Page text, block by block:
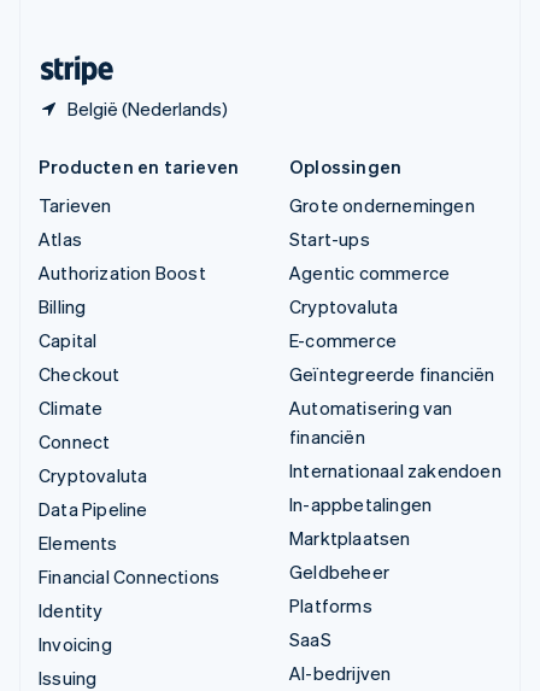
België (Nederlands)
Producten en tarieven
Tarieven
Atlas
Authorization Boost
Billing
Capital
Checkout
Climate
Connect
Cryptovaluta
Data Pipeline
Elements
Financial Connections
Identity
Invoicing
Issuing
Oplossingen
Grote ondernemingen
Start-ups
Agentic commerce
Cryptovaluta
E-commerce
Geïntegreerde financiën
Automatisering van
financiën
Internationaal zakendoen
In-appbetalingen
Marktplaatsen
Geldbeheer
Platforms
SaaS
AI-bedrijven